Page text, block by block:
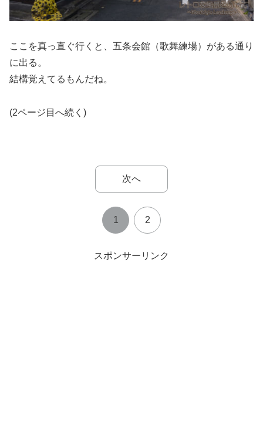
ここを真っ直ぐ行くと、五条会館（歌舞練場）がある通り
に出る。
結構覚えてるもんだね。
(2ページ目へ続く)
次へ
1 2
スポンサーリンク